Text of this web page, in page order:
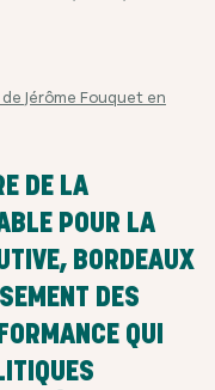
Jérôme Fouquet en
DE LA
POUR LA
BORDEAUX
DES
QUI